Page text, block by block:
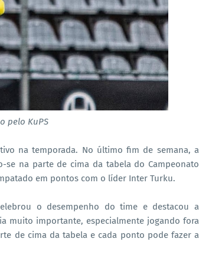
pelo KuPS
na temporada. No último fim de semana, a
na parte de cima da tabela do Campeonato
em pontos com o líder Inter Turku.
o desempenho do time e destacou a
muito importante, especialmente jogando fora
de cima da tabela e cada ponto pode fazer a